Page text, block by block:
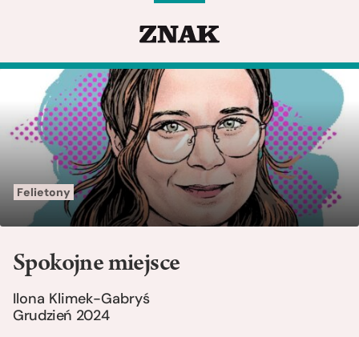
Felietony
Spokojne miejsce
Ilona Klimek-Gabryś
Grudzień 2024